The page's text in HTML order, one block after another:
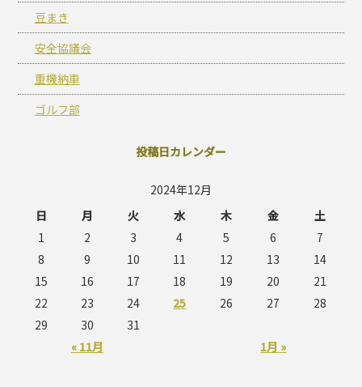
豆まき
安全協議会
重機納車
ゴルフ部
投稿日カレンダー
2024年12月
日
月 火 水 木 金 土
« 11月 1月 »
1 2 3 4 5 6
7
8
9 10 11 12 13
14
15
16 17 18 19 20
21
22
23 24 25 26 27
28
29
30 31